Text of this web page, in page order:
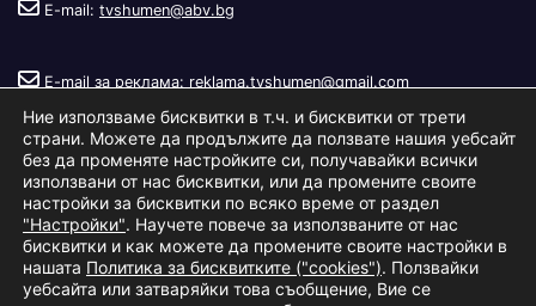
E-mail: tvshumen@abv.bg
E-mail за реклама: reklama.tvshumen@gmail.com
Copyright © 2026Телевизия Шумен.|Изработка: S.I.T Solutions
Ltd.
Ние използваме бисквитки в т.ч. и бисквитки от трети
страни. Можете да продължите да ползвате нашия уебсайт
без да променяте настройките си, получавайки всички
използвани от нас бисквитки, или да промените своите
настройки за бисквитки по всяко време от раздел
"Настройки". Научете повече за използваните от нас
бисквитки и как можете да промените своите настройки в
нашата Политика за бисквитките ("cookies"). Ползвайки
уебсайта или затваряйки това съобщение, Вие се